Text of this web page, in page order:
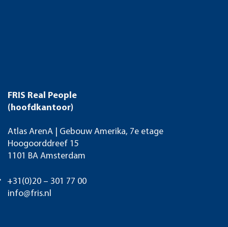
FRIS Real People
(hoofdkantoor)
Atlas ArenA | Gebouw Amerika, 7e etage
Hoogoorddreef 15
1101 BA Amsterdam
+31(0)20 – 301 77 00
info@fris.nl